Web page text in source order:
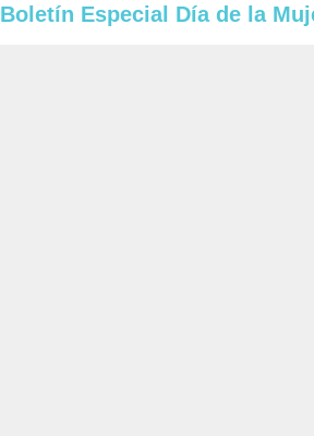
Boletín Especial Día de la